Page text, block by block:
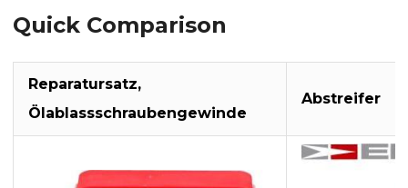
Quick Comparison
Reparatursatz,
Ölablassschraubengewinde
Abstreifer